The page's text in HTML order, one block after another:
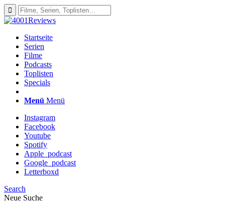
Startseite
Serien
Filme
Podcasts
Toplisten
Specials
Menü Menü
Instagram
Facebook
Youtube
Spotify
Apple_podcast
Google_podcast
Letterboxd
Search
Neue Suche